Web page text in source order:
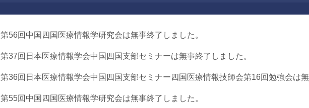
第56回中国四国医療情報学研究会は無事終了しました。
第37回日本医療情報学会中国四国支部セミナーは無事終了しました。
第36回日本医療情報学会中国四国支部セミナー四国医療情報技師会第16回勉強会は無
第55回中国四国医療情報学研究会は無事終了しました。